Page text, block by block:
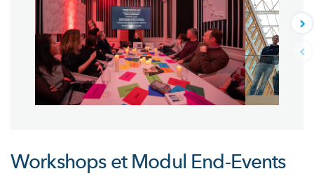
Workshops et Modul End-Events